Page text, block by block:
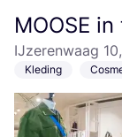
MOOSE
IJzerenwaag
Kleding